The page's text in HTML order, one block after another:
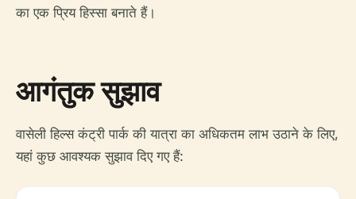
का एक प्रिय हिस्सा बनाते हैं।
आगंतुक सुझाव
वासेली हिल्स कंट्री पार्क की यात्रा का अधिकतम लाभ उठाने के लिए,
यहां कुछ आवश्यक सुझाव दिए गए हैं: